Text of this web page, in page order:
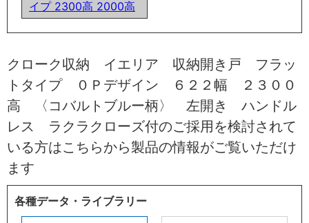
イプ 2300高 2000高
クローク収納 イエリア 収納開き戸 フラッ
トタイプ ０Ｐデザイン ６２２幅 ２３００
高 〈コバルトブルー柄〉 左開き ハンドル
レス ラクラクローズ付のご採用を検討されて
いる方はこちらから製品の情報がご覧いただけ
ます
各種データ・ライブラリー